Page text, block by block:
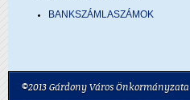
BANKSZÁMLASZÁMOK
©2013 Gárdony Város Önkormányzata